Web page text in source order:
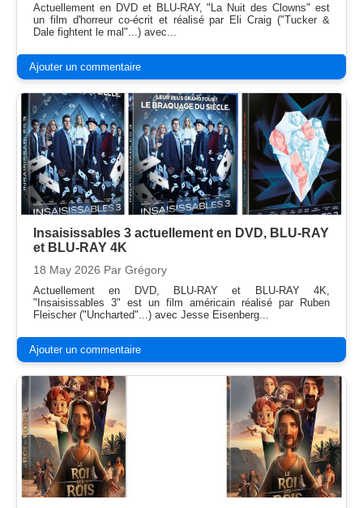
Actuellement en DVD et BLU-RAY, "La Nuit des Clowns" est
un film d'horreur co-écrit et réalisé par Eli Craig ("Tucker &
Dale fightent le mal"...) avec...
Ajouter un commentaire
Insaisissables 3 actuellement en DVD, BLU-RAY
et BLU-RAY 4K
18 May 2026 Par Grégory
Actuellement en DVD, BLU-RAY et BLU-RAY 4K,
"Insaisissables 3" est un film américain réalisé par Ruben
Fleischer ("Uncharted"...) avec Jesse Eisenberg...
Ajouter un commentaire